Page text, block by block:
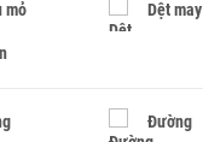
mỏ Dệt may
Đường